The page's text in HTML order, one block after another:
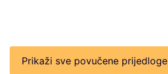
Prikaži sve povučene prijedloge